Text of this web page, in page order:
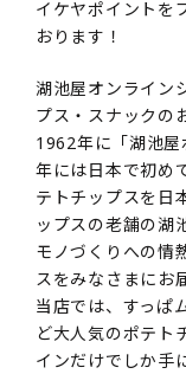
イケヤポイントを
おります！
湖池屋オンライン
プス・スナックの
1962年に「湖池
年には日本で初め
テトチップスを日
ップスの老舗の湖
モノづくりへの情
スをみなさまにお
当店では、すっぱ
ど大人気のポテト
インだけでしか手